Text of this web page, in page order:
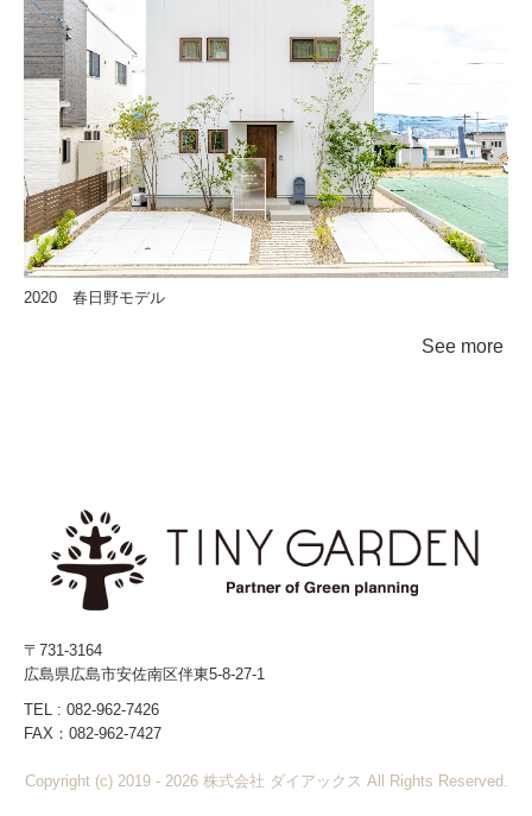
2020 春日野モデル
See more
〒731-3164
広島県広島市安佐南区伴東5-8-27-1
TEL : 082-962-7426
FAX： 082-962-7427
Copyright (c) 2019 - 2026 株式会社 ダイアックス All Rights Reserved.